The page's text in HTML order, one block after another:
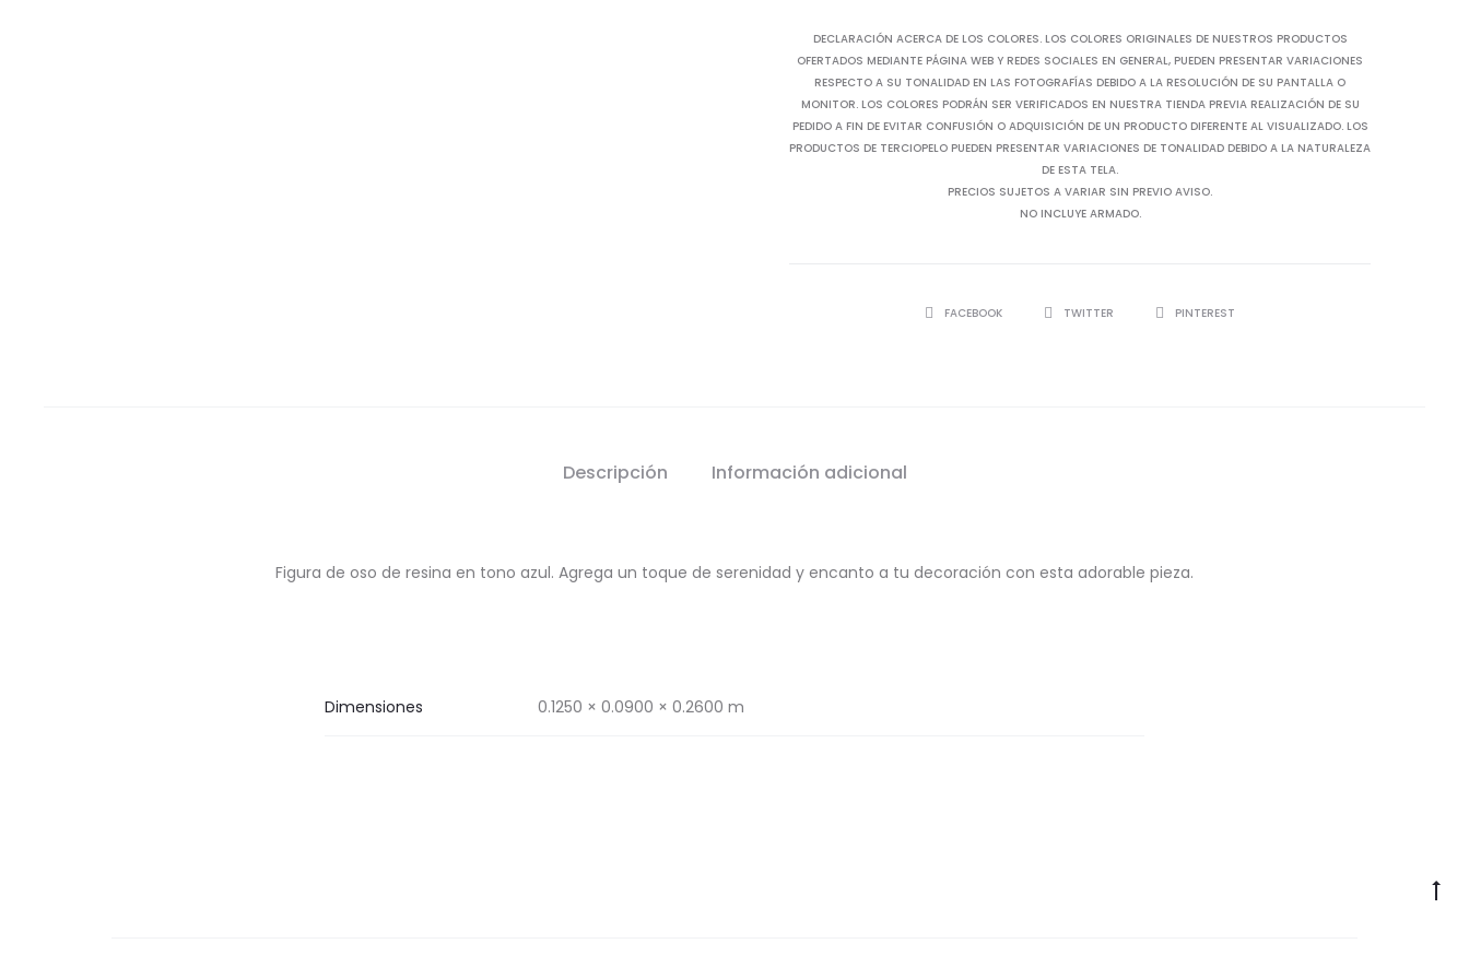
DECLARACIÓN ACERCA DE LOS COLORES. LOS COLORES ORIGINALES DE NUESTROS PRODUCTOS
OFERTADOS MEDIANTE PÁGINA WEB Y REDES SOCIALES EN GENERAL, PUEDEN PRESENTAR VARIACIONES
RESPECTO A SU TONALIDAD EN LAS FOTOGRAFÍAS DEBIDO A LA RESOLUCIÓN DE SU PANTALLA O
MONITOR. LOS COLORES PODRÁN SER VERIFICADOS EN NUESTRA TIENDA PREVIA REALIZACIÓN DE SU
PEDIDO A FIN DE EVITAR CONFUSIÓN O ADQUISICIÓN DE UN PRODUCTO DIFERENTE AL VISUALIZADO. LOS
PRODUCTOS DE TERCIOPELO PUEDEN PRESENTAR VARIACIONES DE TONALIDAD DEBIDO A LA NATURALEZA
DE ESTA TELA.
PRECIOS SUJETOS A VARIAR SIN PREVIO AVISO.
NO INCLUYE ARMADO.
SHAREFACEBOOK TWITTER PINTEREST
Descripción Información adicional
Figura de oso de resina en tono azul. Agrega un toque de serenidad y encanto a tu decoración con esta adorable pieza.
Dimensiones 0.1250 × 0.0900 × 0.2600 m